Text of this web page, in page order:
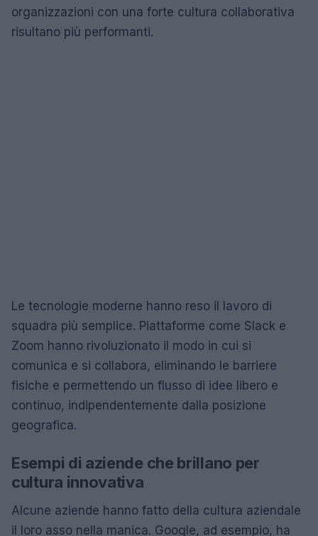
organizzazioni con una forte cultura collaborativa
risultano più performanti.
Le tecnologie moderne hanno reso il lavoro di
squadra più semplice. Piattaforme come Slack e
Zoom hanno rivoluzionato il modo in cui si
comunica e si collabora, eliminando le barriere
fisiche e permettendo un flusso di idee libero e
continuo, indipendentemente dalla posizione
geografica.
Esempi di aziende che brillano per
cultura innovativa
Alcune aziende hanno fatto della cultura aziendale
il loro asso nella manica. Google, ad esempio, ha